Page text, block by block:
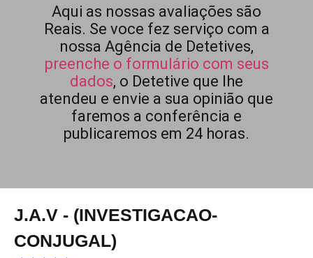
Aqui as nossas avaliações são
Reais. Se voce fez serviço com a
nossa Agência de Detetives,
preenche o formulário com seus
dados, o Detetive que lhe
atendeu e envie a sua opinião que
faremos a conferência e
publicaremos em 24 horas.
J.A.V - (INVESTIGACAO-
CONJUGAL)